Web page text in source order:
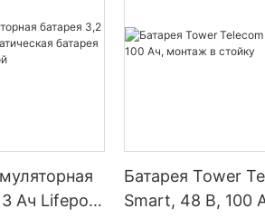
Ач Lifepo4
Батарея Tower
Smart, 48 В, 100